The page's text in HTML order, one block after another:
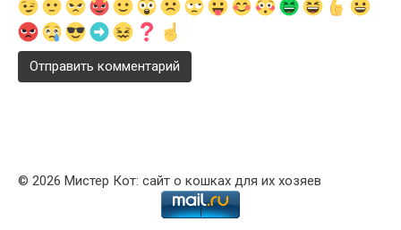
© 2026 Мистер Кот: сайт о кошках для их хозяев